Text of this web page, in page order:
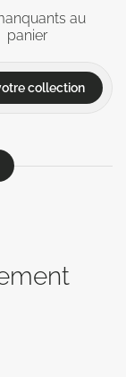
au
panier
collection